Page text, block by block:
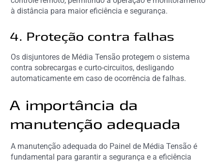
à distância para maior eficiência e segurança.
4. Proteção contra falhas
Os disjuntores de Média Tensão protegem o sistema
contra sobrecargas e curto-circuitos, desligando
automaticamente em caso de ocorrência de falhas.
A importância da
manutenção adequada
A manutenção adequada do Painel de Média Tensão é
fundamental para garantir a segurança e a eficiência